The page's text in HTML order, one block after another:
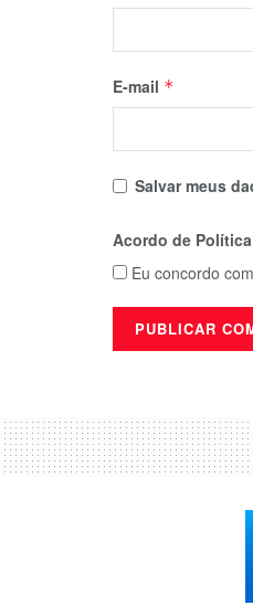
E-mail *
Salvar meus
Acordo de
Eu concordo